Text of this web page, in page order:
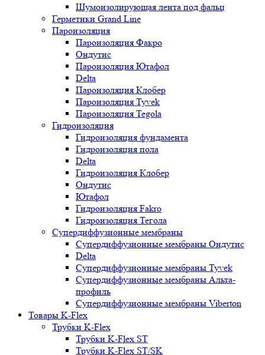
Шумоизолирующая лента под фальц
Герметики Grand Line
Пароизоляция
Пароизоляция Факро
Ондутис
Пароизоляция Ютафол
Delta
Пароизоляция Клобер
Пароизоляция Tyvek
Пароизоляция Tegola
Гидроизоляция
Гидроизоляция фундамента
Гидроизоляция пола
Delta
Гидроизоляция Клобер
Ондутис
Ютафол
Гидроизоляция Fakro
Гидроизоляция Тегола
Супердиффузионные мембраны
Супердиффузионные мембраны Ондутис
Delta
Супердиффузионные мембраны Tyvek
Супердиффузионные мембраны Альта-
профиль
Супердиффузионные мембраны Viberton
Товары K-Flex
Трубки K-Flex
Трубки K-Flex ST
Трубки K-Flex ST/SK